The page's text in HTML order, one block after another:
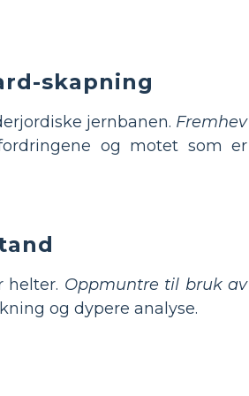
skapning
jernbanen. Fremhev
og motet som er
helter. Oppmuntre til bruk av
og dypere analyse.